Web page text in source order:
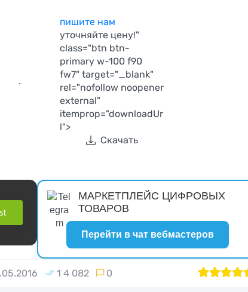
.
пишите нам
уточняйте цену!"
class="btn btn-
primary w-100 f90
fw7" target="_blank"
rel="nofollow noopener
external"
itemprop="downloadUr
l">
Скачать
МАРКЕТПЛЕЙС ЦИФРОВЫХ
ТОВАРОВ
Перейти в чат вебмастеров
1 4 082 0 100
1 2 3 4
Настройка
почтовых ящиков
на домене для
аккаунтов Google
Скрипт